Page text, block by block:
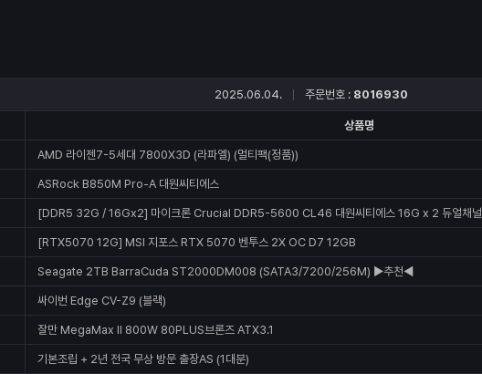
2025.06.04. 주문번호 : 8016930
상품명
AMD 라이젠7-5세대 7800X3D (라파엘) (멀티팩(정품))
ASRock B850M Pro-A 대원씨티에스
[DDR5 32G / 16Gx2] 마이크론 Crucial DDR5-5600 CL46 대원씨티에스 16G x 2 듀얼채널
[RTX5070 12G] MSI 지포스 RTX 5070 벤투스 2X OC D7 12GB
Seagate 2TB BarraCuda ST2000DM008 (SATA3/7200/256M) ▶추천◀
싸이번 Edge CV-Z9 (블랙)
잘만 MegaMax II 800W 80PLUS브론즈 ATX3.1
기본조립 + 2년 전국 무상 방문 출장AS (1대분)